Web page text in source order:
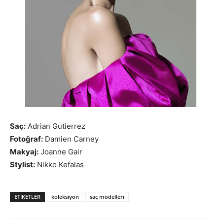
Saç: Adrian Gutierrez
Fotoğraf: Damien Carney
Makyaj: Joanne Gair
Stylist: Nikko Kefalas
ETIKETLER koleksiyon saç modelleri